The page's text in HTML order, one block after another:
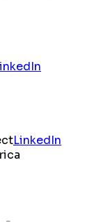
LinkedIn